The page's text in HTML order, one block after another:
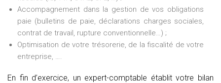
Accompagnement dans la gestion de vos obligations
paie (bulletins de paie, déclarations charges sociales,
contrat de travail, rupture conventionnelle…) ;
Optimisation de votre trésorerie, de la fiscalité de votre
entreprise, ….
En fin d’exercice, un expert-comptable établit votre bilan